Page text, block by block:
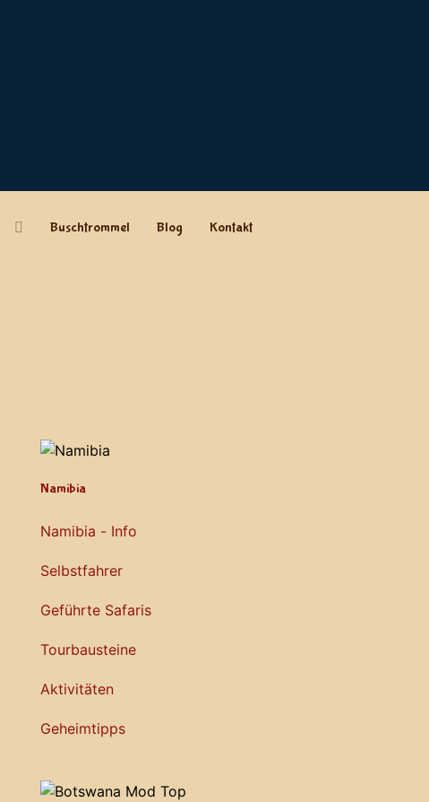
Buschtrommel Blog Kontakt
Namibia
Namibia - Info
Selbstfahrer
Geführte Safaris
Tourbausteine
Aktivitäten
Geheimtipps